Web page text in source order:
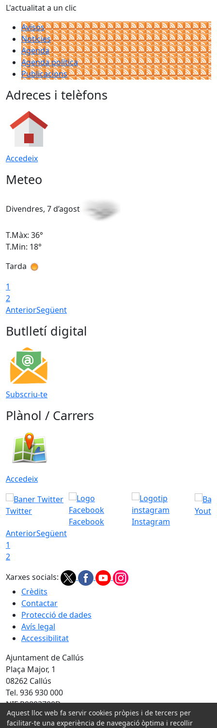
L'actualitat a un clic
Avisos
Notícies
Agenda
Agenda política
Publicacions
Adreces i telèfons
Accedeix
Meteo
Divendres, 7 d’agost
T.Màx: 36°
T.Min: 18°
Tarda
1
2
AnteriorSegüent
Butlletí digital
Subscriu-te
Plànol / Carrers
Accedeix
Twitter
Facebook
Instagram
AnteriorSegüent
1
2
Xarxes socials:
Crèdits
Contactar
Protecció de dades
Avís legal
Accessibilitat
Ajuntament de Callús
Plaça Major, 1
08262 Callús
Tel. 936 930 000
NIF P0803700D
Amb la col·laboració de:
Aquest lloc web fa servir cookies pròpies i de tercers per
facilitar-te una experiència de navegació òptima i recollir